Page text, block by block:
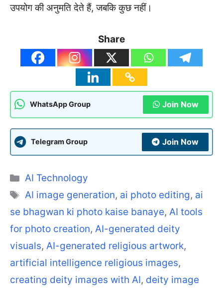
उपयोग की अनुमति देते हैं, जबकि कुछ नहीं।
Share
WhatsApp Group Join Now
Telegram Group Join Now
Categories
AI Technology
Tags
AI image generation, ai photo editing, ai
se bhagwan ki photo kaise banaye, AI tools
for photo creation, AI-generated deity
visuals, AI-generated religious artwork,
artificial intelligence religious images,
creating deity images with AI, deity image